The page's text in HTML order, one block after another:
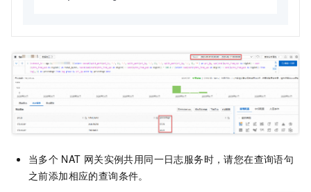
当多个 NAT 网关实例共用同一日志服务时，请您在查询语句
之前添加相应的查询条件。